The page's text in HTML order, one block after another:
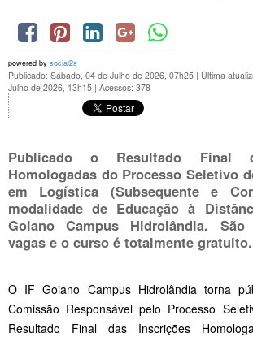
powered by social2s
Publicado: Sábado, 04 de Julho de 2026, 07h25 | Última
Julho de 2026, 13h15 | Acessos: 378
Publicado o Resultado Final
Homologadas do Processo Seletivo
em Logística (Subsequente e
modalidade de Educação à
Goiano Campus Hidrolândia. São
vagas e o curso é totalmente gratuito.
O IF Goiano Campus Hidrolândia torna
Comissão Responsável pelo Processo
Resultado Final das Inscrições